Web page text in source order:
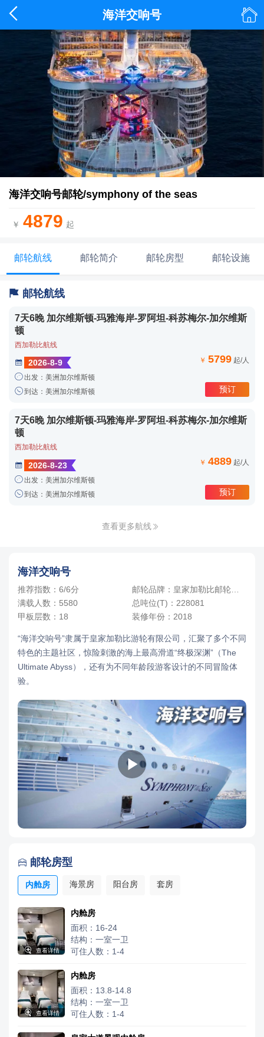
 海洋交响号 
海洋交响号邮轮/symphony of the seas
￥ 4879 起
邮轮航线 邮轮简介 邮轮房型 邮轮设施
 邮轮航线
7天6晚 加尔维斯顿-玛雅海岸-罗阿坦-科苏梅尔-加尔维斯
顿
西加勒比航线
 2026-8-9
出发：美洲加尔维斯顿
到达：美洲加尔维斯顿
￥ 5799 起/人
预订
7天6晚 加尔维斯顿-玛雅海岸-罗阿坦-科苏梅尔-加尔维斯
顿
西加勒比航线
 2026-8-23
出发：美洲加尔维斯顿
到达：美洲加尔维斯顿
￥ 4889 起/人
预订
查看更多航线
海洋交响号
推荐指数：6/6分
满载人数：5580
总吨位(T)：228081
甲板层数：18
装修年份：2018
“海洋交响号”隶属于皇家加勒比游轮有限公司，汇聚了多个不同
特色的主题社区，惊险刺激的海上最高滑道“终极深渊”（The
Ultimate Abyss），还有为不同年龄段游客设计的不同冒险体
验。
 邮轮房型
内舱房 海景房 阳台房 套房
 查看详情
内舱房
面积：16-24
结构：一室一卫
可住人数：1-4
 查看详情
内舱房
面积：13.8-14.8
结构：一室一卫
可住人数：1-4